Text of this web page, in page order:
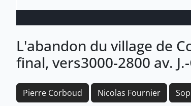
L'abandon du village de
final, vers3000-2800 av.
Pierre Corboud Nicolas Fournier